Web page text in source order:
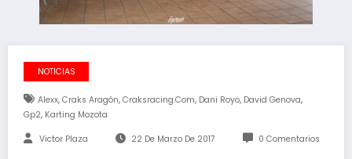
NOTICIAS
Alexx, Craks Aragón, Craksracing.com, Dani Royo, David Genova,
Gp2, Karting Mozota
Victor Plaza 22 De Marzo De 2017 0 Comentarios